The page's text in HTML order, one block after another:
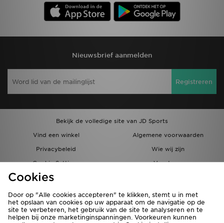
Nieuwsbrief aanmelden
Registreren
Bekijk de volledige site van JD Sports
Vind een winkel
Algemene voorwaarden
Privacybeleid
Wie wij zijn
Cookie Settings
Vacatures
Bestellingen en Levering
Cookies
Door op "Alle cookies accepteren" te klikken, stemt u in met
het opslaan van cookies op uw apparaat om de navigatie op de
site te verbeteren, het gebruik van de site te analyseren en te
helpen bij onze marketinginspanningen. Voorkeuren kunnen